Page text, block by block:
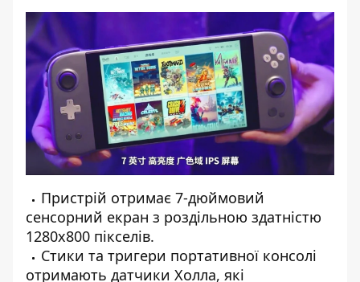
Пристрій отримає 7-дюймовий
сенсорний екран з роздільною здатністю
1280х800 пікселів.
Стики та тригери портативної консолі
отримають датчики Холла, які